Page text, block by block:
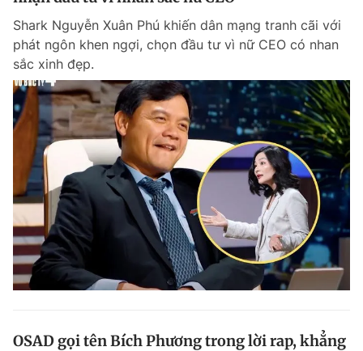
Shark Nguyễn Xuân Phú khiến dân mạng tranh cãi với
phát ngôn khen ngợi, chọn đầu tư vì nữ CEO có nhan
sắc xinh đẹp.
OSAD gọi tên Bích Phương trong lời rap, khẳng